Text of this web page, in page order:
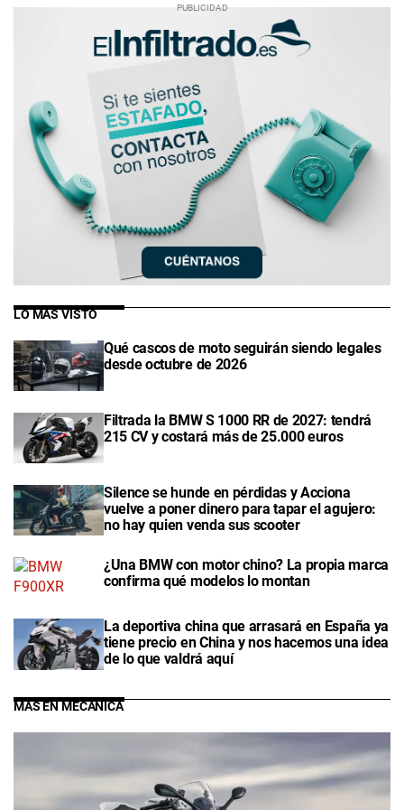
LO MÁS VISTO
Qué cascos de moto seguirán siendo legales
desde octubre de 2026
Filtrada la BMW S 1000 RR de 2027: tendrá
215 CV y costará más de 25.000 euros
Silence se hunde en pérdidas y Acciona
vuelve a poner dinero para tapar el agujero:
no hay quien venda sus scooter
¿Una BMW con motor chino? La propia marca
confirma qué modelos lo montan
La deportiva china que arrasará en España ya
tiene precio en China y nos hacemos una idea
de lo que valdrá aquí
MÁS EN MECÁNICA